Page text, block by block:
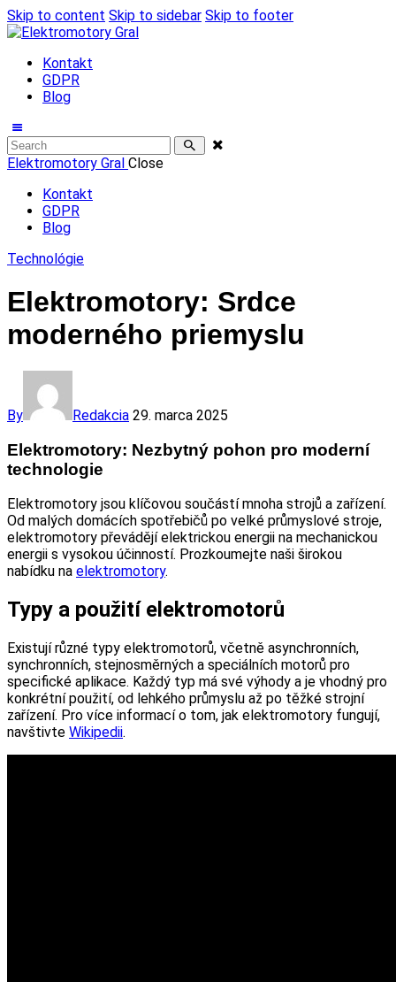
Skip to content Skip to sidebar Skip to footer
Kontakt
GDPR
Blog
Elektromotory Gral Close
Kontakt
GDPR
Blog
Technológie
Elektromotory: Srdce
moderného priemyslu
By Redakcia 29. marca 2025
Elektromotory: Nezbytný pohon pro moderní
technologie
Elektromotory jsou klíčovou součástí mnoha strojů a zařízení.
Od malých domácích spotřebičů po velké průmyslové stroje,
elektromotory převádějí elektrickou energii na mechanickou
energii s vysokou účinností. Prozkoumejte naši širokou
nabídku na elektromotory.
Typy a použití elektromotorů
Existují různé typy elektromotorů, včetně asynchronních,
synchronních, stejnosměrných a speciálních motorů pro
specifické aplikace. Každý typ má své výhody a je vhodný pro
konkrétní použití, od lehkého průmyslu až po těžké strojní
zařízení. Pro více informací o tom, jak elektromotory fungují,
navštivte Wikipedii.